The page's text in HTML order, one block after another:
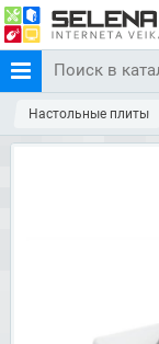
Настольные плиты